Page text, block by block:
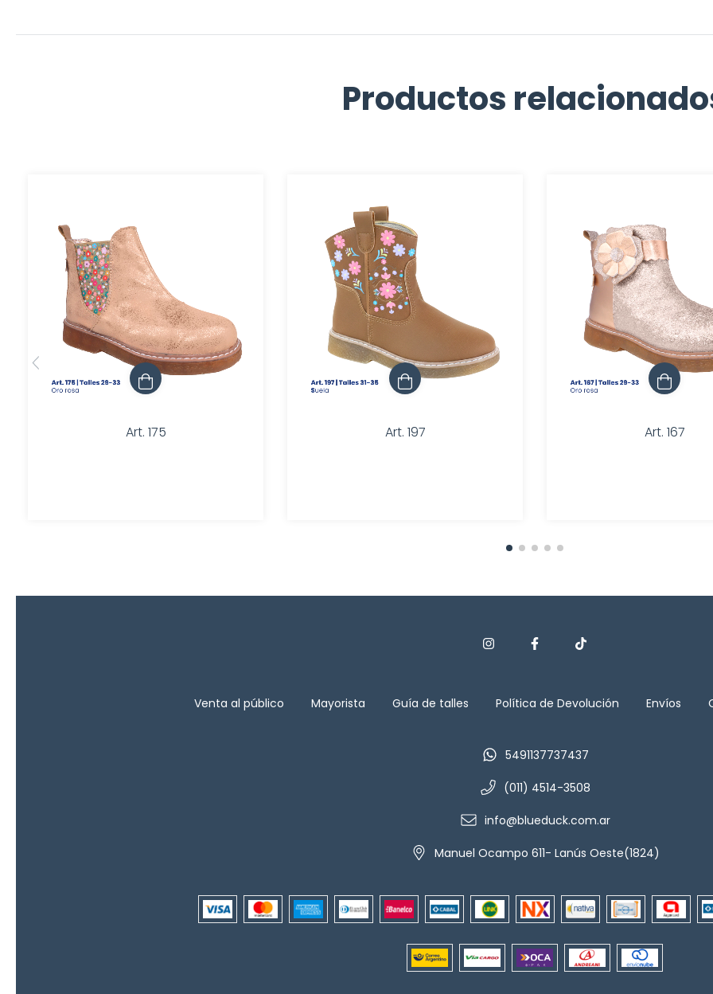
Productos
Art. 175 Art. 197 Art. 167
Venta al público Mayorista Guía de talles Política de Devolución Envíos
5491137737437
(011) 4514-3508
info@blueduck.com.ar
Manuel Ocampo 611- Lanús Oeste(1824)